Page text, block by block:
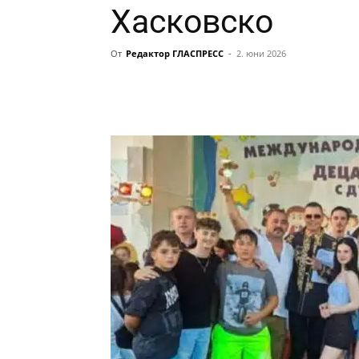
Хасковско
От Редактор ГЛАСПРЕСС - 2. юни 2026